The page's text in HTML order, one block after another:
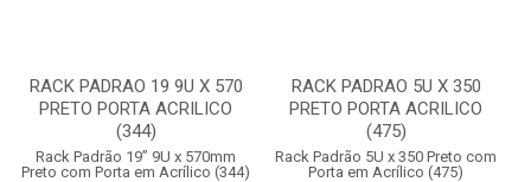
RACK PADRAO 19 9U X 570
PRETO PORTA ACRILICO
(344)
Rack Padrão 19” 9U x 570mm
Preto com Porta em Acrílico (344)
RACK PADRAO 5U X 350
PRETO PORTA ACRILICO
(475)
Rack Padrão 5U x 350 Preto com
Porta em Acrílico (475)